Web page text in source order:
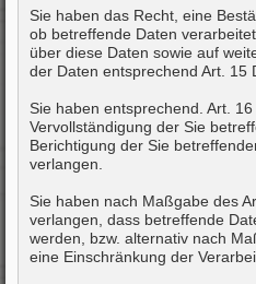
Sie haben das Recht, eine
ob betreffende Daten
über diese Daten sowie auf
der Daten entsprechend Art. 15
Sie haben entsprechend. Art.
Vervollständigung der Sie
Berichtigung der Sie
verlangen.
Sie haben nach Maßgabe des
verlangen, dass betreffende
werden, bzw. alternativ nach
eine Einschränkung der